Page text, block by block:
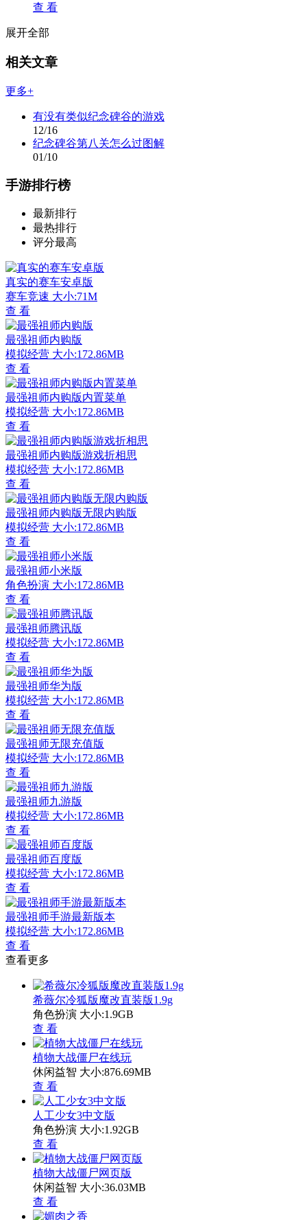
查 看
展开全部
相关文章
更多+
有没有类似纪念碑谷的游戏
12/16
纪念碑谷第八关怎么过图解
01/10
手游排行榜
最新排行
最热排行
评分最高
真实的赛车安卓版
赛车竞速 大小:71M
查 看
最强祖师内购版
模拟经营 大小:172.86MB
查 看
最强祖师内购版内置菜单
模拟经营 大小:172.86MB
查 看
最强祖师内购版游戏折相思
模拟经营 大小:172.86MB
查 看
最强祖师内购版无限内购版
模拟经营 大小:172.86MB
查 看
最强祖师小米版
角色扮演 大小:172.86MB
查 看
最强祖师腾讯版
模拟经营 大小:172.86MB
查 看
最强祖师华为版
模拟经营 大小:172.86MB
查 看
最强祖师无限充值版
模拟经营 大小:172.86MB
查 看
最强祖师九游版
模拟经营 大小:172.86MB
查 看
最强祖师百度版
模拟经营 大小:172.86MB
查 看
最强祖师手游最新版本
模拟经营 大小:172.86MB
查 看
查看更多
希薇尔冷狐版魔改直装版1.9g
角色扮演 大小:1.9GB
查 看
植物大战僵尸在线玩
休闲益智 大小:876.69MB
查 看
人工少女3中文版
角色扮演 大小:1.92GB
查 看
植物大战僵尸网页版
休闲益智 大小:36.03MB
查 看